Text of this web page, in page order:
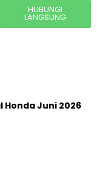
HUBUNGI
LANGSUNG
Honda Juni 2026